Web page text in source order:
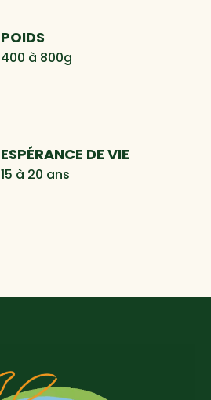
POIDS
400 à 800g
ESPÉRANCE DE VIE
15 à 20 ans